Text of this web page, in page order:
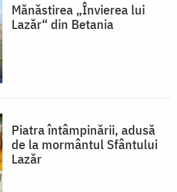
Mănăstirea „Învierea lui
Lazăr“ din Betania
Piatra întâmpinării, adusă
de la mormântul Sfântului
Lazăr